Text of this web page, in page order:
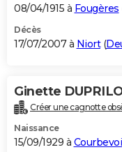
08/04/1915 à Fougères
Décès
17/07/2007 à Niort(
Ginette
Créer une cagnotte
Naissance
15/09/1929 à